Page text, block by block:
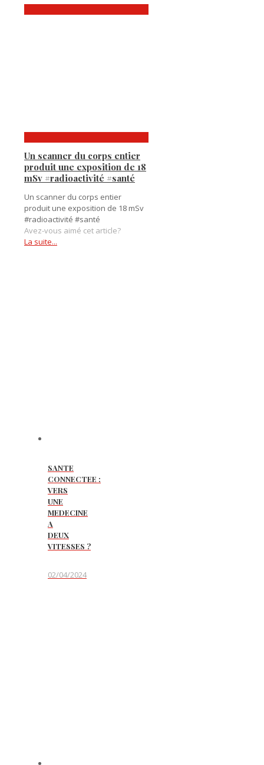
Un scanner du corps entier
produit une exposition de 18
mSv #radioactivité #santé
Un scanner du corps entier
produit une exposition de 18 mSv
#radioactivité #santé
Avez-vous aimé cet article?
La suite...
SANTE
CONNECTEE :
VERS
UNE
MEDECINE
A
DEUX
VITESSES ?
02/04/2024